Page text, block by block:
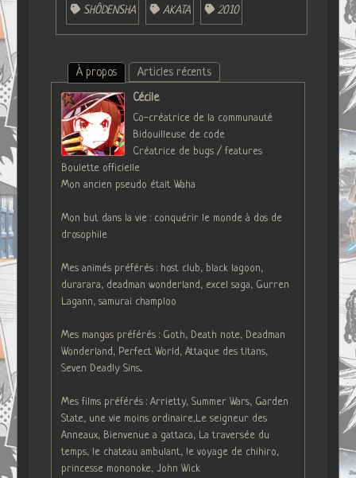
SHÔDENSHA AKATA 2010
À propos
Articles récents
Cécile
Co-créatrice de la communauté
Bidouilleuse de code
Créatrice de bugs / features
Boulette officielle
Mon ancien pseudo était Waha
Mon but dans la vie : conquérir le monde à dos de
drosophile
Mes animés préférés : host club, black lagoon,
durarara, deadman wonderland, excel saga, Gurren
Lagann, samurai champloo
Mes mangas préférés : Goth, Death note, Deadman
Wonderland, Perfect World, Attaque des titans,
Seven Deadly Sins...
Mes films préférés : Arrietty, Summer Wars, Garden
State, une vie moins ordinaire,Le seigneur des
Anneaux, Bienvenue a gattaca, La traversée du
temps, le chateau ambulant, le voyage de chihiro,
princesse mononoke, John Wick